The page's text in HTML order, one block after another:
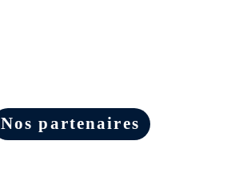
Nos partenaires